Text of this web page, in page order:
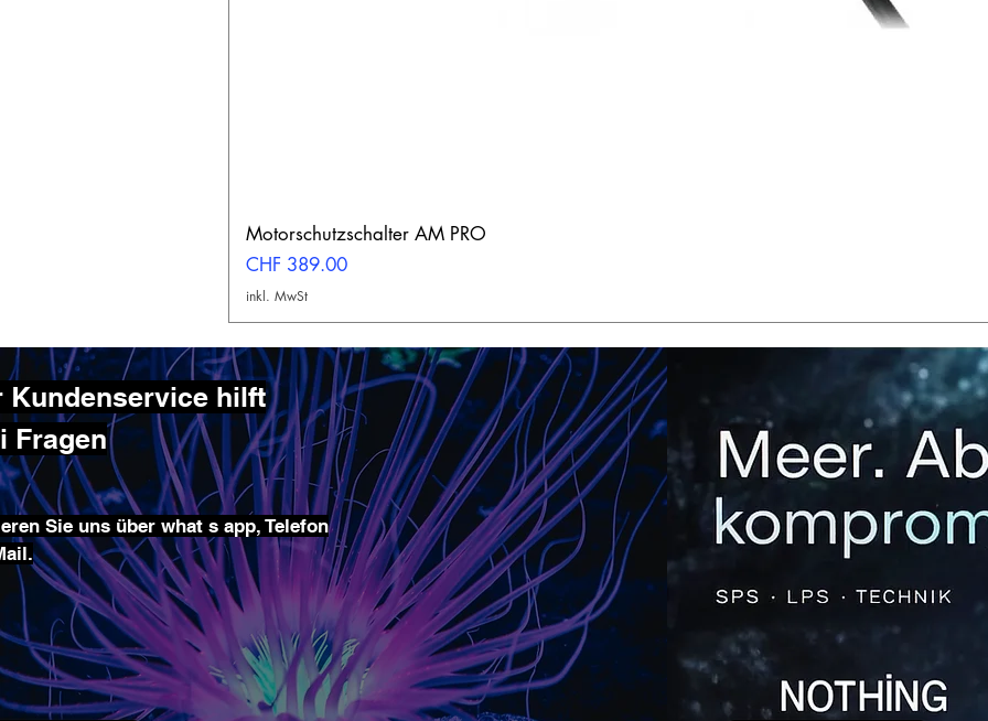
Motorschutzschalter AM PRO
Preis
CHF 389.00
inkl. MwSt
Kundenservice hilft
Fragen
Sie uns über what s app, Telefon